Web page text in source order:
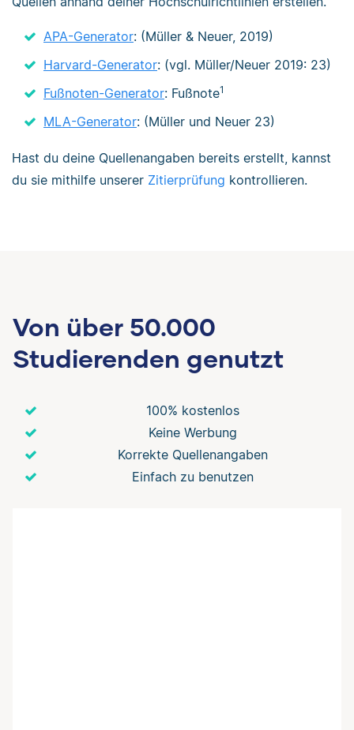
APA-Generator: (Müller & Neuer, 2019)
Harvard-Generator: (vgl. Müller/Neuer 2019: 23)
Fußnoten-Generator: Fußnote1
MLA-Generator: (Müller und Neuer 23)
Hast du deine Quellenangaben bereits erstellt, kannst
du sie mithilfe unserer Zitierprüfung kontrollieren.
Von über 50.000
Studierenden genutzt
100% kostenlos
Keine Werbung
Korrekte Quellenangaben
Einfach zu benutzen